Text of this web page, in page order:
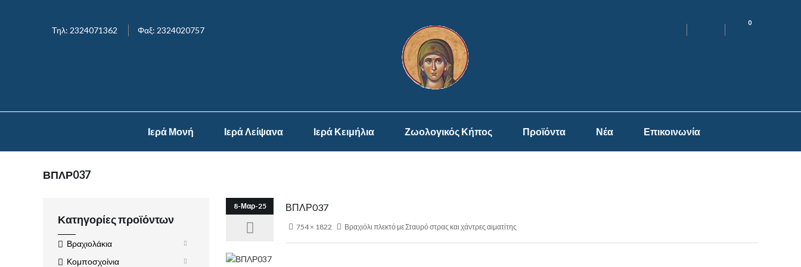
Τηλ: 2324071362 Φαξ: 2324020757
0
Ιερά Μονή Ιερά Λείψανα Ιερά Κειμήλια Ζωολογικός Κήπος Προϊόντα Νέα Επικοινωνία
ΒΠΛΡ037
8-Μαρ-25 ΒΠΛΡ037
754 × 1822 Βραχιόλι πλεκτό με Σταυρό στρας και χάντρες αιματίτης
Κατηγορίες προϊόντων
Βραχιολάκια
Κομποσχοίνια